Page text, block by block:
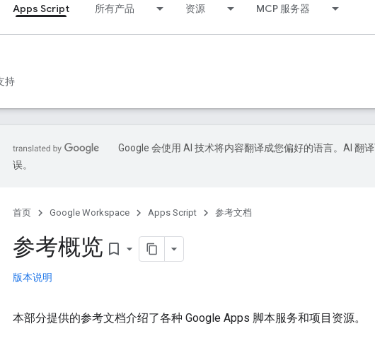
Apps Script 所有产品 资源 MCP 服务器
持
Google 会使用 AI 技术将内容翻译成您偏好的语言。AI 翻
误。
首页 Google Workspace Apps Script 参考文档
参考概览 bookmark_border
版本说明
本部分提供的参考文档介绍了各种 Google Apps 脚本服务和项目资源。